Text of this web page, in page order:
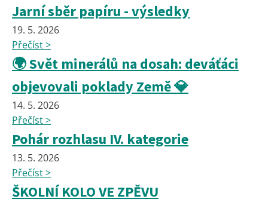
Jarní sběr papíru - výsledky
19. 5. 2026
Přečíst >
🌍 Svět minerálů na dosah: deváťáci
objevovali poklady Země 💎
14. 5. 2026
Přečíst >
Pohár rozhlasu IV. kategorie
13. 5. 2026
Přečíst >
ŠKOLNÍ KOLO VE ZPĚVU